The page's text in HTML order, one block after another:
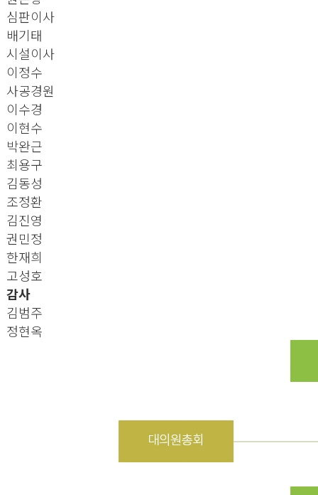
심판이사
배기태
시설이사
이정수
사공경원
이수경
이현수
박완근
최용구
김동성
조정환
김진영
권민정
한재희
고성호
감사
김범주
정현옥